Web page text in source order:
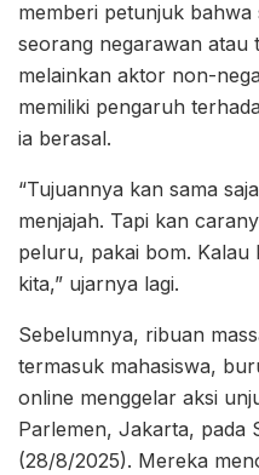
memberi petunjuk
seorang negarawan atau
melainkan aktor non-
memiliki pengaruh
ia berasal.
“Tujuannya kan sama
menjajah. Tapi kan
peluru, pakai bom. Kalau
kita,” ujarnya lagi.
Sebelumnya, ribuan
termasuk mahasiswa,
online menggelar aksi
Parlemen, Jakarta, pada
(28/8/2025). Mereka